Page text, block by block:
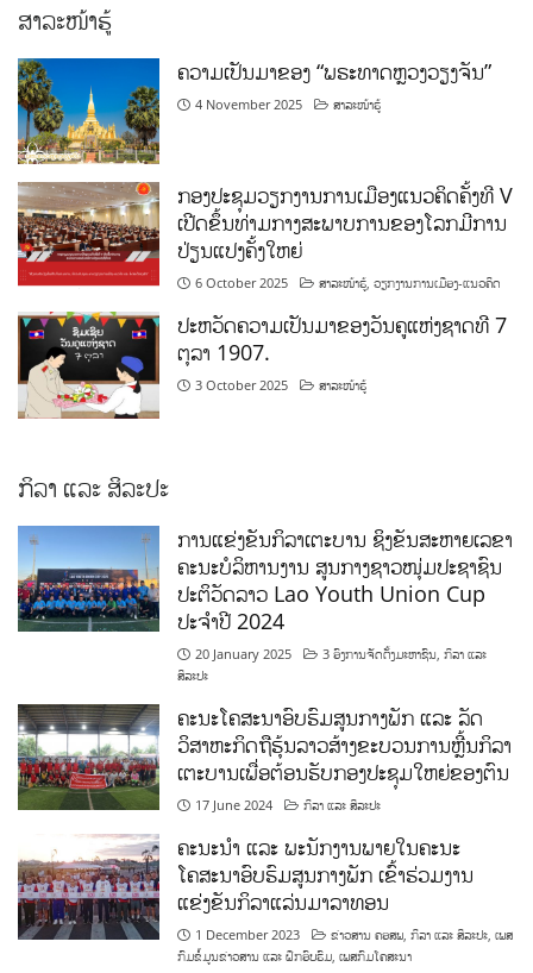
ສາລະໜ້າຮູ້
ຄວາມເປັນມາຂອງ “ພຣະທາດຫຼວງວຽງຈັນ”
4 November 2025 ສາລະໜ້າຮູ້
ກອງປະຊຸມວຽກງານການເມືອງແນວຄິດຄັ້ງທີ V
ເປີດຂຶ້ນທ່າມກາງສະພາບການຂອງໂລກມີການ
ປ່ຽນແປງຄັ້ງໃຫຍ່
6 October 2025 ສາລະໜ້າຮູ້,ວຽກງານການເມືອງ-ແນວຄິດ
ປະຫວັດຄວາມເປັນມາຂອງວັນຄູແຫ່ງຊາດທີ 7
ຕຸລາ 1907.
3 October 2025 ສາລະໜ້າຮູ້
ກິລາ ແລະ ສິລະປະ
ການແຂ່ງຂັນກິລາເຕະບານ ຊິງຂັນສະຫາຍເລຂາ
ຄະນະບໍລິຫານງານ ສູນກາງຊາວໜຸ່ມປະຊາຊົນ
ປະຕິວັດລາວ Lao Youth Union Cup
ປະຈຳປີ 2024
20 January 2025 3 ອົງການຈັດຕັ້ງມະຫາຊົນ ,ກິລາ ແລະ
ສິລະປະ
ຄະນະໂຄສະນາອົບຮົມສູນກາງພັກ ແລະ ລັດ
ວິສາຫະກິດຖືຮຸ້ນລາວສ້າງຂະບວນການຫຼີ້ນກິລາ
ເຕະບານເພື່ອຕ້ອນຮັບກອງປະຊຸມໃຫຍ່ຂອງຕົນ
17 June 2024 ກິລາ ແລະ ສິລະປະ
ຄະນະນຳ ແລະ ພະນັກງານພາຍໃນຄະນະ
ໂຄສະນາອົບຮົມສູນກາງພັກ ເຂົ້າຮ່ວມງານ
ແຂ່ງຂັນກິລາແລ່ນມາລາທອນ
1 December 2023 ຂ່າວສານ ຄອສພ ,ກິລາ ແລະ ສິລະປະ ,ເພສ
ກົມຂໍ້ມູນຂ່າວສານ ແລະ ຝຶກອົບຮົມ ,ເພສກົມໂຄສະນາ